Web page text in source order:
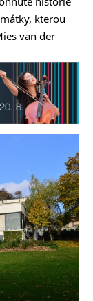
kterou
van der